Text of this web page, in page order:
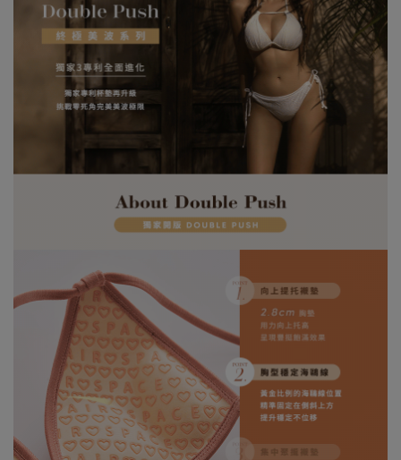
腰圍Waist：63cm／臀圍hips：98cm
‧ 試穿報告：模特兒穿著XL號